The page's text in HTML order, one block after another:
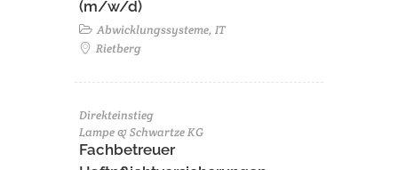
(m/w/d)
Abwicklungssysteme, IT
Rietberg
Direkteinstieg
Lampe & Schwartze KG
Fachbetreuer